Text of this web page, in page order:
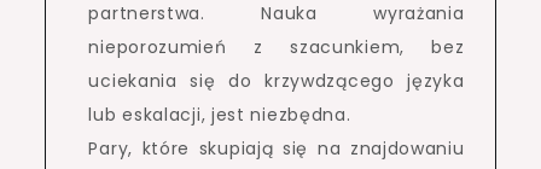
partnerstwa. Nauka wyrażania
nieporozumień z szacunkiem, bez
uciekania się do krzywdzącego języka
lub eskalacji, jest niezbędna.
Pary, które skupiają się na znajdowaniu